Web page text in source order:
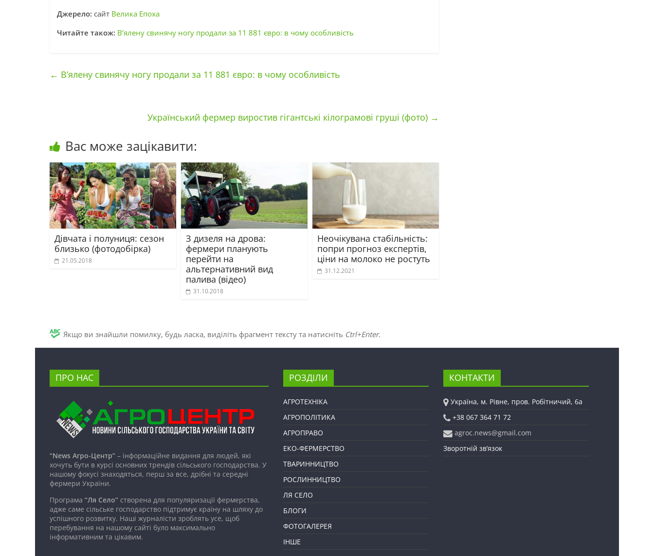
Джерело: сайт Велика Епоха
Читайте також: В’ялену свинячу ногу продали за 11 881 євро: в чому особливість
← В’ялену свинячу ногу продали за 11 881 євро: в чому особливість
Український фермер виростив гігантські кілограмові груші (фото) →
Вас може зацікавити:
Дівчата і полуниця: сезон
близько (фотодобірка)
21.05.2018
З дизеля на дрова:
фермери планують
перейти на
альтернативний вид
палива (відео)
31.10.2018
Неочікувана стабільність:
попри прогноз експертів,
ціни на молоко не ростуть
31.12.2021
Якщо ви знайшли помилку, будь ласка, виділіть фрагмент тексту та натисніть Ctrl+Enter.
ПРО НАС
“News Агро-Центр” – інформаційне видання для людей, які
хочуть бути в курсі основних трендів сільського господарства. У
нашому фокусі знаходяться, перш за все, дрібні та середні
фермери України.
Програма “Ля Село” створена для популяризації фермерства,
адже саме сільське господарство підтримує країну на шляху до
успішного розвитку. Наші журналісти зроблять усе, щоб
перебування на нашому сайті було максимально
інформативним та цікавим.
РОЗДІЛИ
АГРОТЕХНІКА
АГРОПОЛІТИКА
АГРОПРАВО
ЕКО-ФЕРМЕРСТВО
ТВАРИННИЦТВО
РОСЛИННИЦТВО
ЛЯ СЕЛО
БЛОГИ
ФОТОГАЛЕРЕЯ
ІНШЕ
КОНТАКТИ
Україна, м. Рівне, пров. Робітничий, 6а
+38 067 364 71 72
agroc.news@gmail.com
Зворотній зв’язок